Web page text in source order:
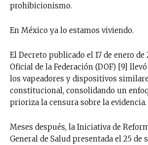
prohibicionismo.
En México ya lo estamos viviendo.
El Decreto publicado el 17 de enero
Oficial de la Federación (DOF) [9]
los vapeadores y dispositivos
constitucional, consolidando un
prioriza la censura sobre la evidencia.
Meses después, la Iniciativa de
General de Salud presentada el 25 de